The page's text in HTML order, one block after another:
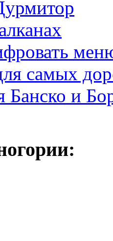
самых
Банско и